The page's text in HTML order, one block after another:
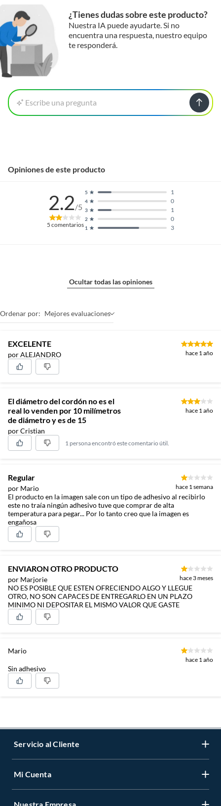
¿Tienes dudas sobre este producto?
Nuestra IA puede ayudarte. Si no
encuentra una respuesta, nuestro equipo
te responderá.
Escribe una pregunta
Opiniones de este producto
2.2/5
5 comentarios 1 3
2 0
3 1
4 0
5 1
Ocultar todas las opiniones
Ordenar por: Mejores evaluaciones
EXCELENTE
por ALEJANDRO hace 1 año
El diámetro del cordón no es el
real lo venden por 10 milímetros
de diámetro y es de 15
por Cristian
hace 1 año
1 persona encontró este comentario útil.
Regular
por Mario hace 1 semana
El producto en la imagen sale con un tipo de adhesivo al recibirlo
este no traía ningún adhesivo tuve que comprar de alta
temperatura para pegar... Por lo tanto creo que la imagen es
engañosa
ENVIARON OTRO PRODUCTO
por Marjorie hace 3 meses
NO ES POSIBLE QUE ESTEN OFRECIENDO ALGO Y LLEGUE
OTRO, NO SON CAPACES DE ENTREGARLO EN UN PLAZO
MINIMO NI DEPOSITAR EL MISMO VALOR QUE GASTE
Mario
hace 1 año
Sin adhesivo
Servicio al Cliente
Contáctanos
Mi Cuenta
Registrate